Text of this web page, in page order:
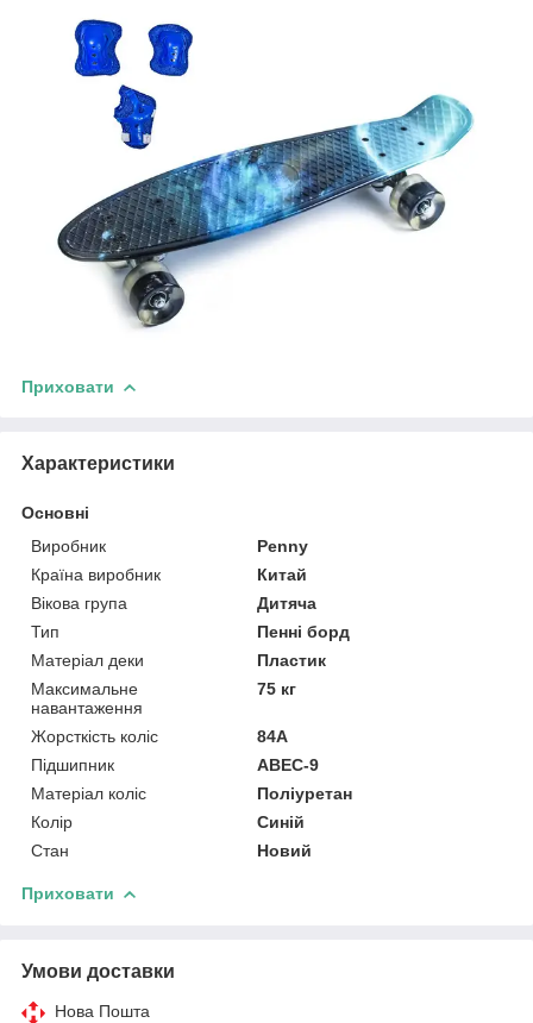
Приховати
Характеристики
Основні
Виробник
Penny
Країна виробник
Китай
Вікова група
Дитяча
Тип
Пенні борд
Матеріал деки
Пластик
Максимальне
навантаження
75 кг
Жорсткість коліс
84А
Підшипник
ABEC-9
Матеріал коліс
Поліуретан
Колір
Синій
Стан
Новий
Приховати
Умови доставки
Нова Пошта